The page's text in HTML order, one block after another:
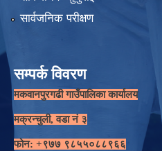
सार्वजनिक परीक्षण
सम्पर्क विवरण
मकवानपुरगढी गाउँपालिका कार्यालय
मक्रन्चुली, वडा नं ३
फोन: +९७७ ९८५५०८८९६६